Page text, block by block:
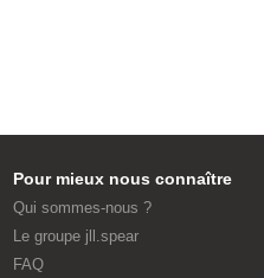
Pour mieux nous connaître
Qui sommes-nous ?
Le groupe jll.spear
FAQ